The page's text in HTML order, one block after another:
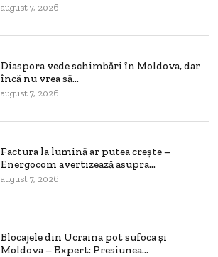
august 7, 2026
Diaspora vede schimbări în Moldova, dar
încă nu vrea să...
august 7, 2026
Factura la lumină ar putea crește –
Energocom avertizează asupra...
august 7, 2026
Blocajele din Ucraina pot sufoca și
Moldova – Expert: Presiunea...